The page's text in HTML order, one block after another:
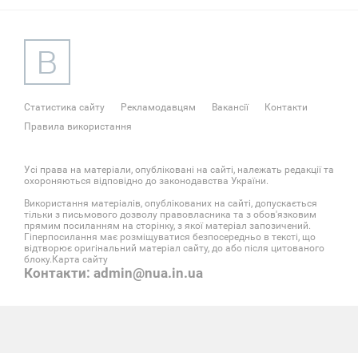
Статистика сайту Рекламодавцям Вакансії
Контакти
Правила використання
Усі права на матеріали, опубліковані на сайті, належать редакції та
охороняються відповідно до законодавства України.
Використання матеріалів, опублікованих на сайті, допускається
тільки з письмового дозволу правовласника та з обов'язковим
прямим посиланням на сторінку, з якої матеріал запозичений.
Гіперпосилання має розміщуватися безпосередньо в тексті, що
відтворює оригінальний матеріал сайту, до або після цитованого
блоку. Карта сайту
Контакти: admin@nua.in.ua